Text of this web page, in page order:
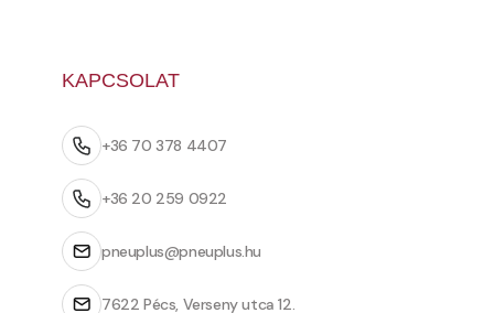
KAPCSOLAT
+36 70 378 4407
+36 20 259 0922
pneuplus@pneuplus.hu
7622 Pécs, Verseny utca 12.